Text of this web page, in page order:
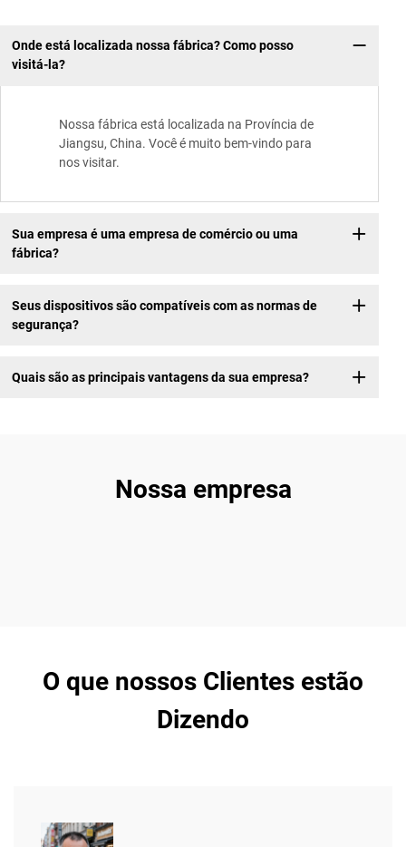
Onde está localizada nossa fábrica? Como posso
visitá-la?
Nossa fábrica está localizada na Província de
Jiangsu, China. Você é muito bem-vindo para
nos visitar.
Sua empresa é uma empresa de comércio ou uma
fábrica?
Seus dispositivos são compatíveis com as normas de
segurança?
Quais são as principais vantagens da sua empresa?
Nossa empresa
O que nossos Clientes estão
Dizendo